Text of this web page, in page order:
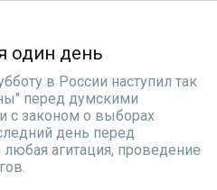
один день
в России наступил так
перед думскими
с законом о выборах
день перед
агитация, проведение